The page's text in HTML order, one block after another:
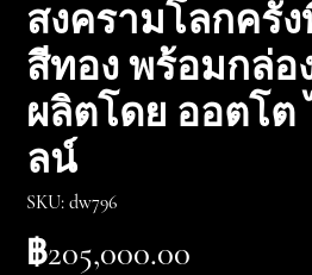
สงครามโลกครั้ง
สีทอง พร้อมกล่อ
ผลิตโดย ออตโต
ลน์
SKU: dw796
฿205,000.00